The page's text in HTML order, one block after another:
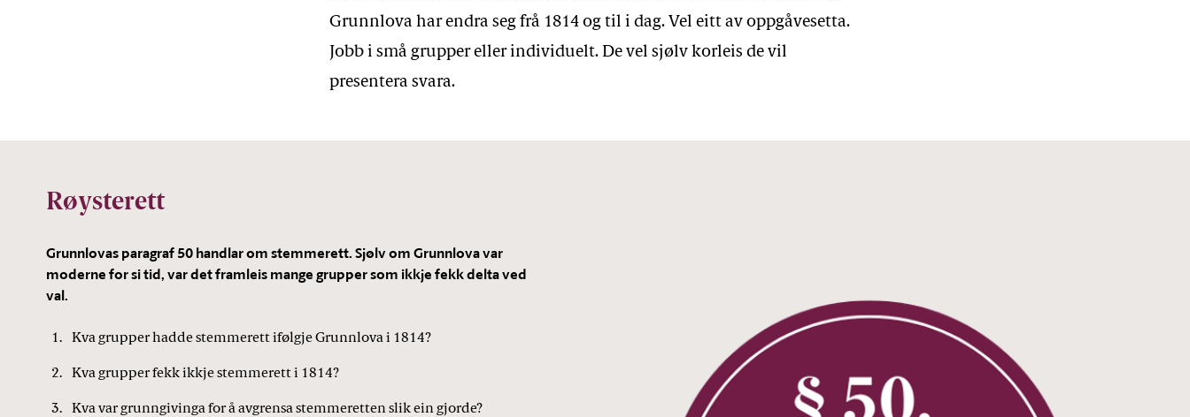
Grunnlova har endra seg frå 1814 og til i dag. Vel eitt av oppgåvesetta.
Jobb i små grupper eller individuelt. De vel sjølv korleis de vil
presentera svara.
Røysterett
Grunnlovas paragraf 50 handlar om stemmerett. Sjølv om Grunnlova var
moderne for si tid, var det framleis mange grupper som ikkje fekk delta ved
val.
Kva grupper hadde stemmerett ifølgje Grunnlova i 1814?
Kva grupper fekk ikkje stemmerett i 1814?
Kva var grunngivinga for å avgrensa stemmeretten slik ein gjorde?